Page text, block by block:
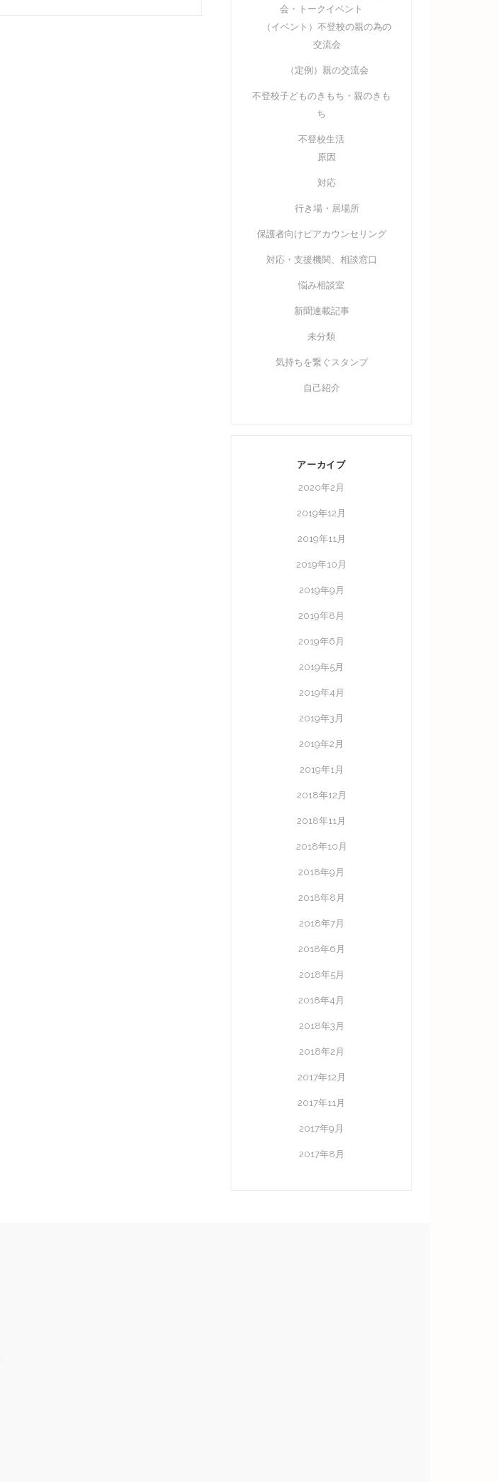
会・トークイベント
（イベント）不登校の親の為の
交流会
（定例）親の交流会
不登校子どものきもち・親のきも
ち
不登校生活
原因
対応
行き場・居場所
保護者向けピアカウンセリング
対応・支援機関、相談窓口
悩み相談室
新聞連載記事
未分類
気持ちを繋ぐスタンプ
自己紹介
アーカイブ
2020年2月
2019年12月
2019年11月
2019年10月
2019年9月
2019年8月
2019年6月
2019年5月
2019年4月
2019年3月
2019年2月
2019年1月
2018年12月
2018年11月
2018年10月
2018年9月
2018年8月
2018年7月
2018年6月
2018年5月
2018年4月
2018年3月
2018年2月
2017年12月
2017年11月
2017年9月
2017年8月